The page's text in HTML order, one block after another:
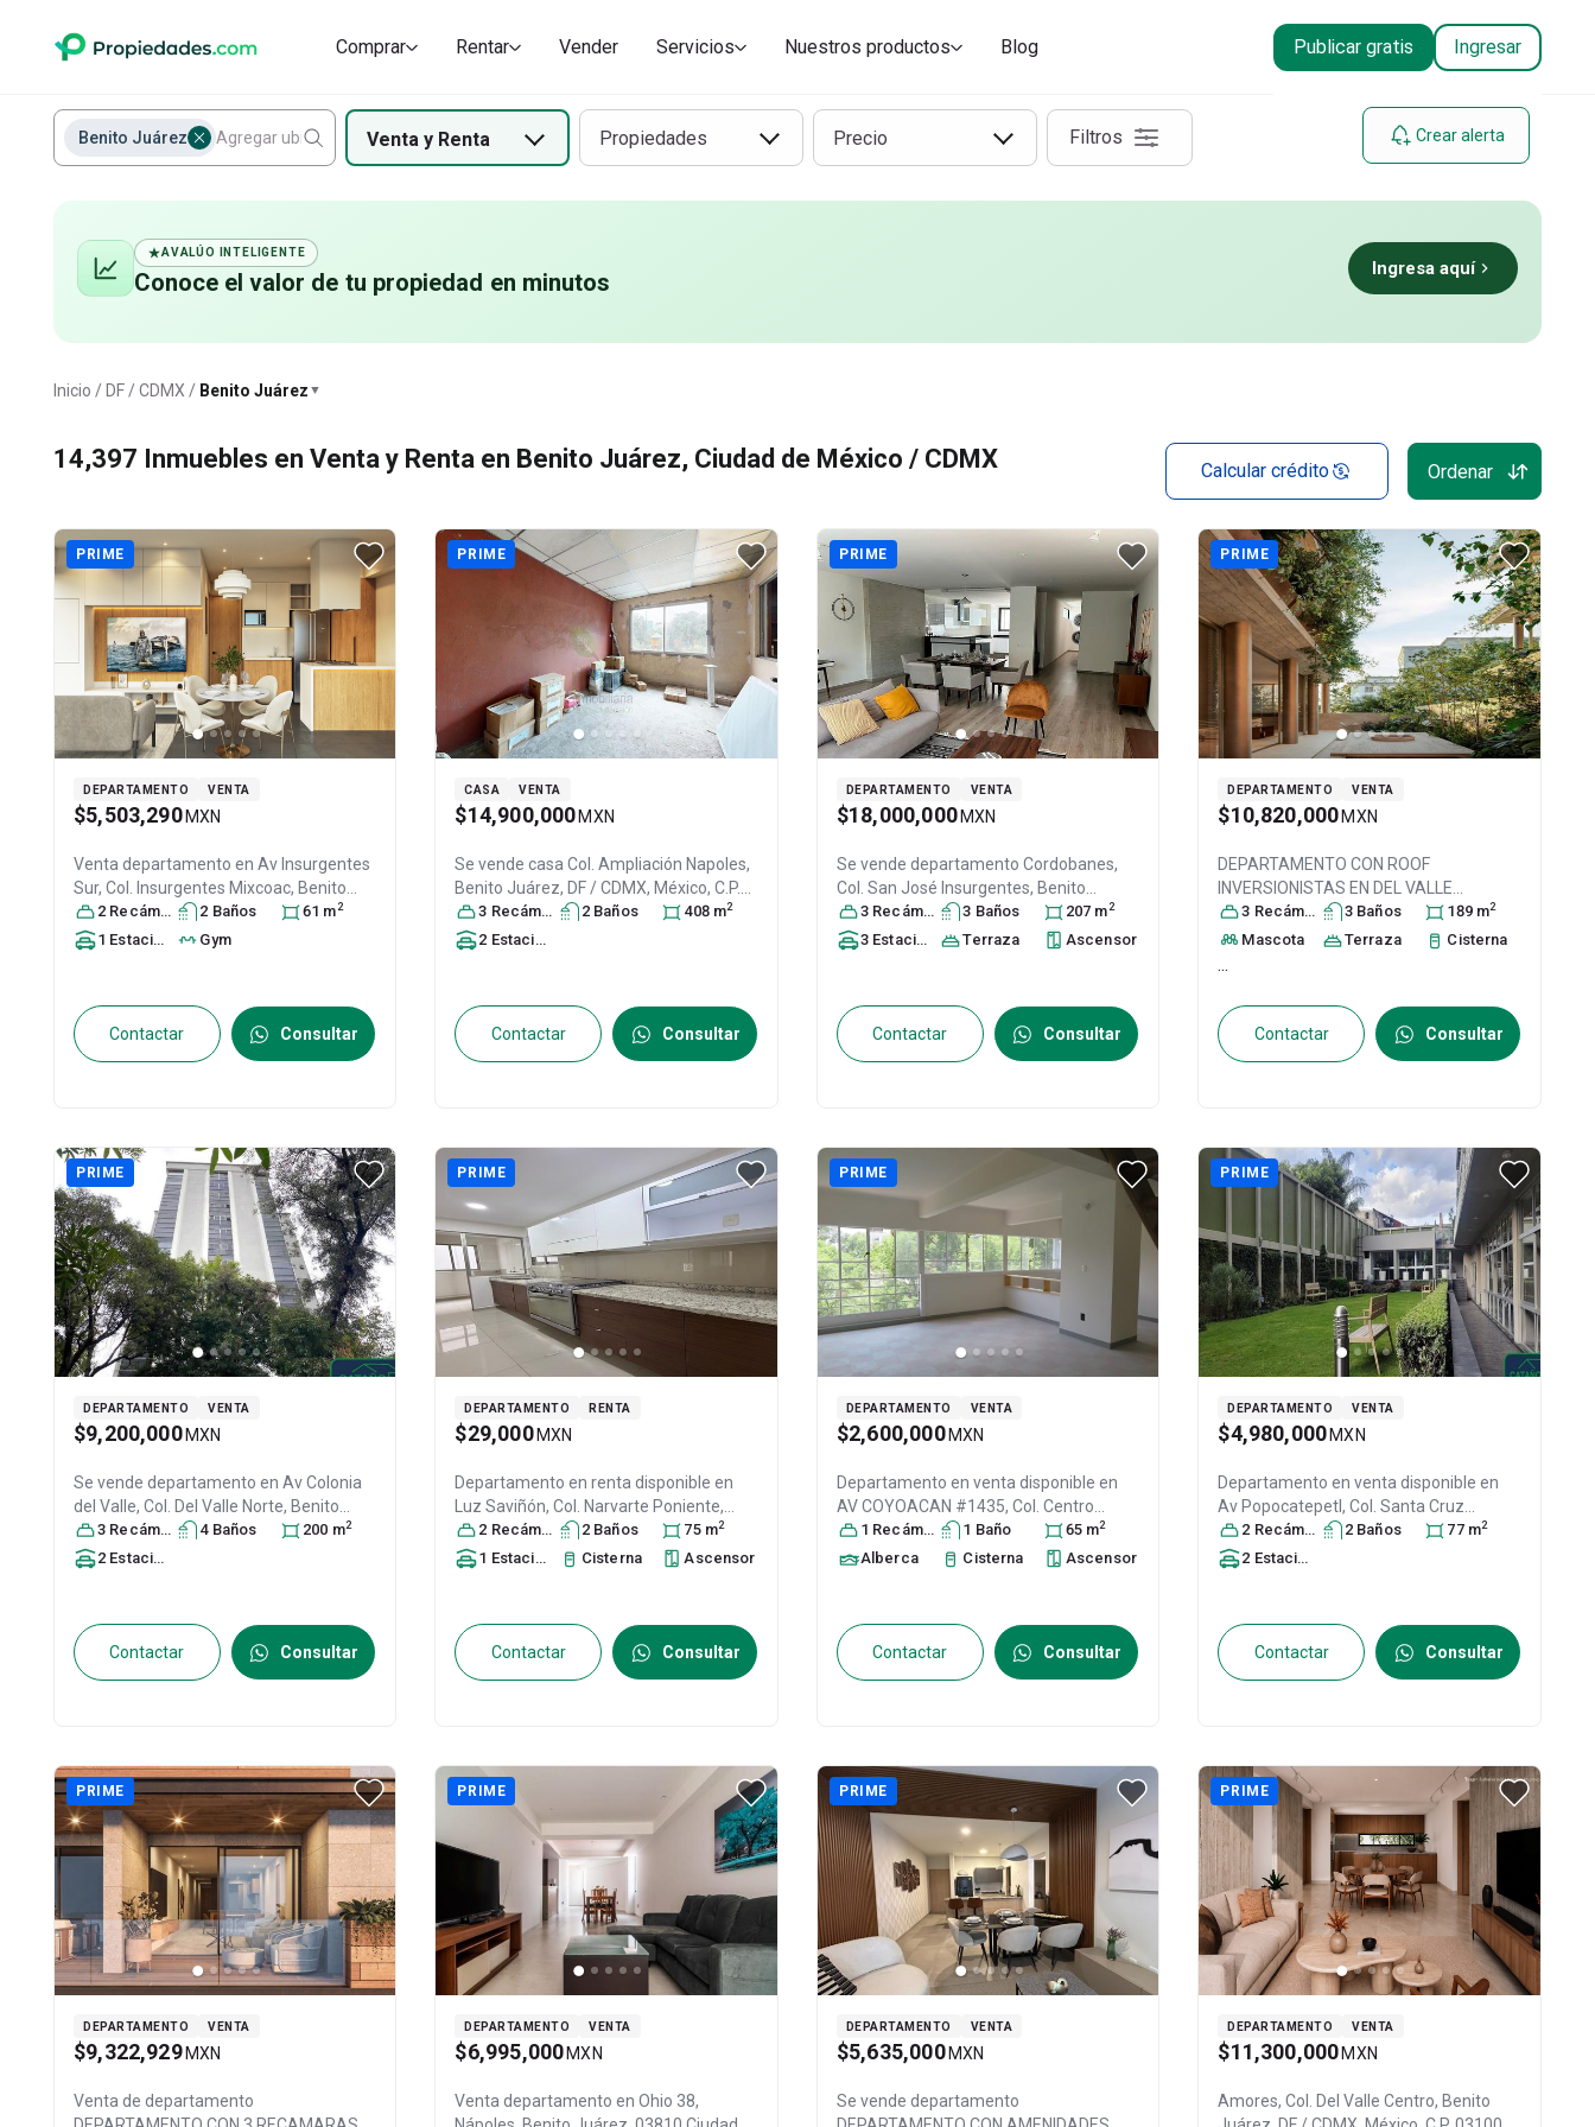
Benito Juárez Venta y Renta Propiedades Precio Filtros Crear alerta
14,397 Inmuebles en Venta y Renta en Benito Juárez, Ciudad de México / CDMX Calcular crédito Ordenar
AVALÚO INTELIGENTE
Conoce el valor de tu propiedad en minutos Ingresa aquí
Inicio DF / CDMX Benito Juárez
Benito Juárez ▼
PRIME
DEPARTAMENTO VENTA
$5,503,290 MXN
Venta departamento en Av Insurgentes
Sur, Col. Insurgentes Mixcoac, Benito
Juárez, DF / CDMX , México , C.P. 03920
ID:31181034
2 Recámara s 2 Baños 61 m2
1 Estacionamiento Gym
Contactar Consultar
PRIME
CASA VENTA
$14,900,000 MXN
Se vende casaCol. Ampliación Napoles,
Benito Juárez, DF / CDMX, México, C.P.
03840, ID:31611444
3 Recámara s 2 Baños 408 m2
2 Estacionamiento
Contactar Consultar
PRIME
DEPARTAMENTO VENTA
$18,000,000 MXN
Se vende departamento Cordobanes,
Col. San José Insurgentes, Benito
Juárez, DF / CDMX , México , C.P. 03900
ID:31617300
3 Recámara s 3 Baños 207 m2
3 Estacionamiento s
Terraza Ascensor
Contactar Consultar
PRIME
DEPARTAMENTO VENTA
$10,820,000 MXN
DEPARTAMENTO CON ROOF
INVERSIONISTAS EN DEL VALLE
CENTRO, Col. Del Valle Centro,Benito
Juárez, DF / CDMX, México , C.P. 03100,
3 Recámara s 3 Baños 189 m2
Mascota Terraza Cisterna
...
Contactar Consultar
PRIME
DEPARTAMENTO VENTA
$9,200,000 MXN
Se vende departamento en Av Colonia
del Valle, Col. Del Valle Norte, Benito
Juárez, DF / CDMX , México , C.P. 03103
ID:31393819
3 Recámara s 4 Baños 200 m2
2 Estacionamiento
Contactar Consultar
PRIME
DEPARTAMENTO RENTA
$29,000 MXN
Departamento en renta disponible en
Luz Saviñón, Col. Narvarte Poniente,
Benito Juárez, DF / CDMX , México, C.P.
03020, ID:31625708
2 Recámara s 2 Baños 75 m2
1 Estacionamiento Cisterna Ascensor
Contactar Consultar
PRIME
DEPARTAMENTO VENTA
$2,600,000 MXN
Departamento en venta disponible en
AV COYOACAN #1435, Col. Centro
Urbano Presidente Miguel Alemán,
Benito Juárez
, DF / CDMX , México, C.P.
1 Recámara 1 Baño 65 m2
Alberca Cisterna Ascensor
Contactar Consultar
PRIME
DEPARTAMENTO VENTA
$4,980,000 MXN
Departamento en venta disponible en
Av Popocatepetl, Col. Santa Cruz
Atoyac,Benito Juárez, DF / CDMX,
México, C.P. 03310
2 Recámara s 2 Baños 77 m2
2 Estacionamiento
Contactar Consultar
PRIME
DEPARTAMENTO VENTA
$9,322,929 MXN
Venta de departamento
PRIME
DEPARTAMENTO VENTA
$6,995,000 MXN
Venta departamento enOhio 38,
PRIME
DEPARTAMENTO VENTA
$5,635,000 MXN
Se vende departamento
PRIME
DEPARTAMENTO VENTA
$11,300,000 MXN
Amores, Col. Del Valle Centro, Benito
Juárez
Comprar Rentar Vender Servicios Nuestros productos Blog Publicar gratis Ingresar